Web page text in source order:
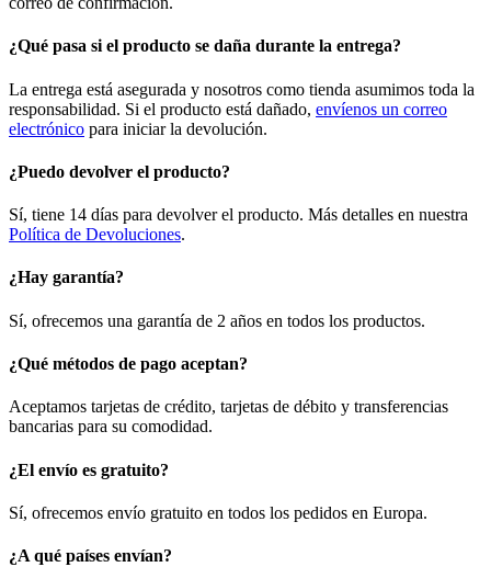
¿Qué pasa si el producto se daña durante la entrega?
La entrega está asegurada y nosotros como tienda asumimos toda la
responsabilidad. Si el producto está dañado, envíenos un correo
electrónico para iniciar la devolución.
¿Puedo devolver el producto?
Sí, tiene 14 días para devolver el producto. Más detalles en nuestra
Política de Devoluciones.
¿Hay garantía?
Sí, ofrecemos una garantía de 2 años en todos los productos.
¿Qué métodos de pago aceptan?
Aceptamos tarjetas de crédito, tarjetas de débito y transferencias
bancarias para su comodidad.
¿El envío es gratuito?
Sí, ofrecemos envío gratuito en todos los pedidos en Europa.
¿A qué países envían?